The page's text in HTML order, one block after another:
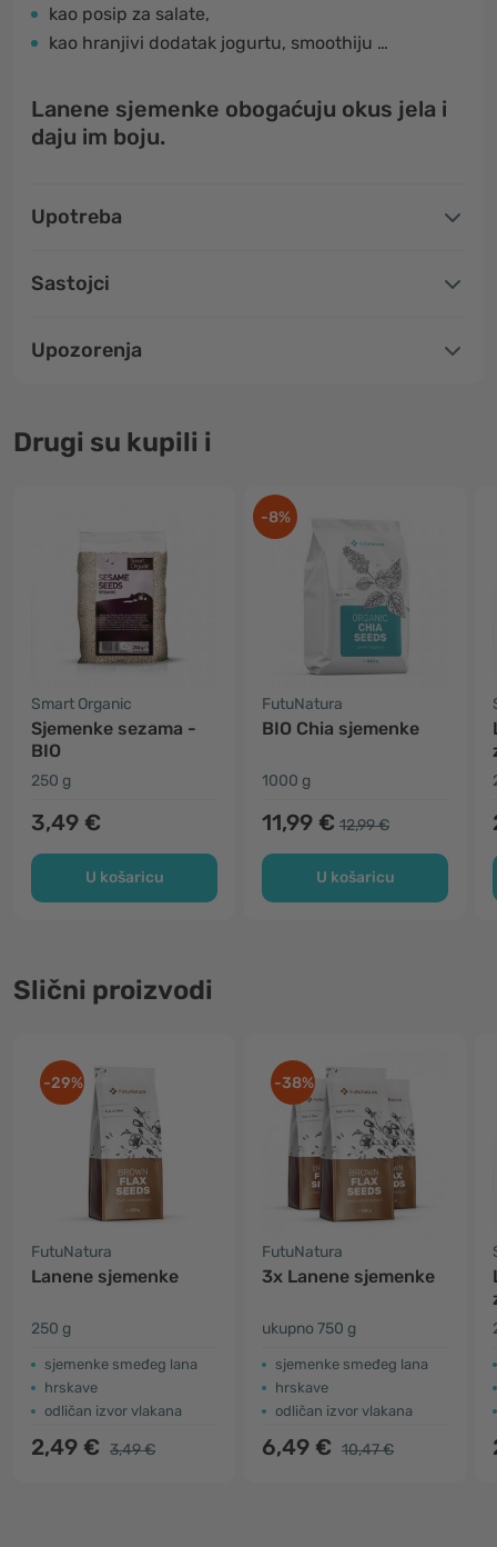
kao posip za salate,
kao hranjivi dodatak jogurtu, smoothiju …
Lanene sjemenke obogaćuju okus jela i
daju im boju.
Upotreba
Sastojci
Upozorenja
Drugi su kupili i
Smart Organic
Sjemenke sezama -
BIO
250 g
3,49 €
U košaricu
-8%
FutuNatura
BIO Chia sjemenke
1000 g
11,99 € 12,99 €
U košaricu
Slični proizvodi
-29%
FutuNatura
Lanene sjemenke
250 g
sjemenke smeđeg lana
hrskave
odličan izvor vlakana
2,49 € 3,49 €
-38%
FutuNatura
3x Lanene sjemenke
ukupno 750 g
sjemenke smeđeg lana
hrskave
odličan izvor vlakana
6,49 € 10,47 €